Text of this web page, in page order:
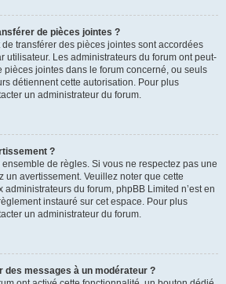
de pièces jointes ?
transférer des pièces jointes sont accordées
utilisateur. Les administrateurs du forum ont peut-
pièces jointes dans le forum concerné, ou seuls
détiennent cette autorisation. Pour plus
un administrateur du forum.
?
de règles. Si vous ne respectez pas une
un avertissement. Veuillez noter que cette
administrateurs du forum, phpBB Limited n’est en
instauré sur cet espace. Pour plus
un administrateur du forum.
des messages à un modérateur ?